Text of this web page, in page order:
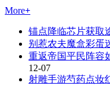
More+
锚点降临芯片获取
别惹农夫魔盒彩蛋
重返帝国平民阵容
12-07
射雕手游芍药点妆